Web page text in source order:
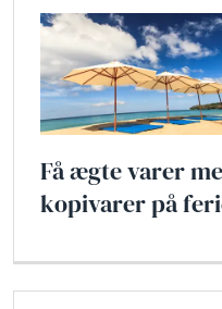
Få ægte varer
kopivarer på